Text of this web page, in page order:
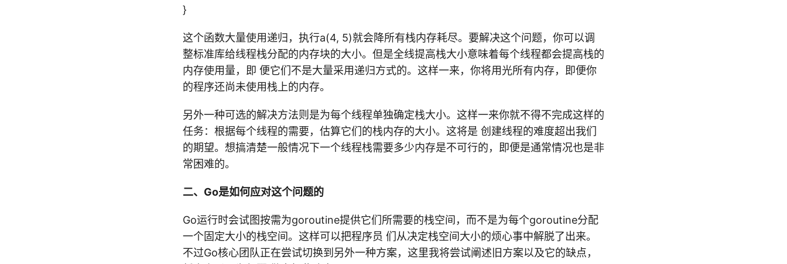
}
这个函数大量使用递归，执行a(4, 5)就会降所有栈内存耗尽。要解决这个问题，你可以调
整标准库给线程栈分配的内存块的大小。但是全线提高栈大小意味着每个线程都会提高栈的
内存使用量，即 便它们不是大量采用递归方式的。这样一来，你将用光所有内存，即便你
的程序还尚未使用栈上的内存。
另外一种可选的解决方法则是为每个线程单独确定栈大小。这样一来你就不得不完成这样的
任务：根据每个线程的需要，估算它们的栈内存的大小。这将是 创建线程的难度超出我们
的期望。想搞清楚一般情况下一个线程栈需要多少内存是不可行的，即便是通常情况也是非
常困难的。
二、Go是如何应对这个问题的
Go运行时会试图按需为goroutine提供它们所需要的栈空间，而不是为每个goroutine分配
一个固定大小的栈空间。这样可以把程序员 们从决定栈空间大小的烦心事中解脱了出来。
不过Go核心团队正在尝试切换到另外一种方案，这里我将尝试阐述旧方案以及它的缺点，